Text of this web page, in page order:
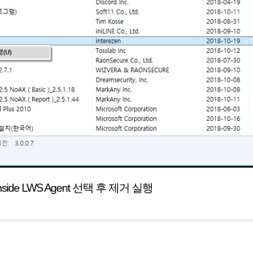
LWS Agent 선택 후 제거 실행